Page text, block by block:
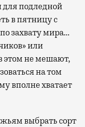
подледной
в пятницу с
захвату мира…
или
этом не мешают,
на том
вполне хватает
выбрать сорт